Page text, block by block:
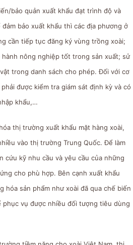
bảo quản xuất khẩu đạt trình độ và
bảo xuất khẩu thì các địa phương ở
cần tiếp tục đăng ký vùng trồng xoài;
hành nông nghiệp tốt trong sản xuất; sử
trong danh sách cho phép. Đối với cơ
được kiểm tra giám sát định kỳ và có
khẩu,…
thị trường xuất khẩu mặt hàng xoài,
vào thị trường Trung Quốc. Để làm
cứu kỹ nhu cầu và yêu cầu của những
cho phù hợp. Bên cạnh xuất khẩu
hóa sản phẩm như xoài đã qua chế biến
phục vụ được nhiều đối tượng tiêu dùng